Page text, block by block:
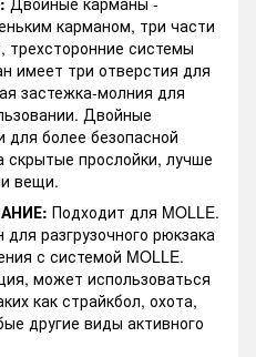
карманом, три части
трехсторонние системы
имеет три отверстия для
застежка-молния для
Двойные
более безопасной
скрытые прослойки, лучше
вещи.
Подходит для MOLLE.
разгрузочного рюкзака
с системой MOLLE.
может использоваться
как страйкбол, охота,
другие виды активного